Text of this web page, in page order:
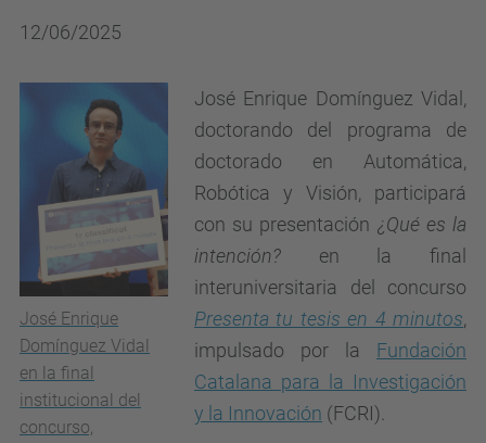
12/06/2025
José Enrique
Domínguez Vidal
en la final
institucional del
concurso,
José Enrique Domínguez Vidal,
doctorando del programa de
doctorado en Automática,
Robótica y Visión, participará
con su presentación ¿Qué es la
intención? en la final
interuniversitaria del concurso
Presenta tu tesis en 4 minutos,
impulsado por la Fundación
Catalana para la Investigación
y la Innovación (FCRI).